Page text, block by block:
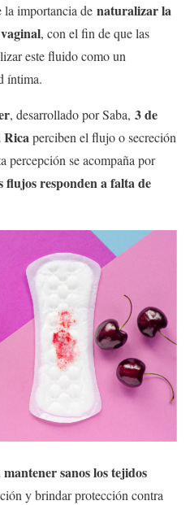
la importancia de naturalizar la
, con el fin de que las
este fluido como un
íntima.
, desarrollado por Saba, 3 de
Ricaperciben el flujo o secreción
percepción se acompaña por
flujos responden a falta de
sanos los tejidos
y brindar protección contra